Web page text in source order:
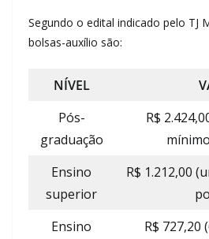
Segundo o edital indicado pelo TJ
bolsas-auxílio são:
NÍVEL
Pós-
graduação
R$
Ensino
superior
R$ 1.212,00
Ensino
R$ 727,20